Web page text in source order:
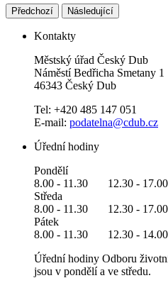
Předchozí Následující
Kontakty
Městský úřad Český Dub
Náměstí Bedřicha Smetany 1
46343 Český Dub
Tel: +420 485 147 051
E-mail: podatelna@cdub.cz
Úřední hodiny
Pondělí
8.00 - 11.30 12.30 - 17.00
Středa
8.00 - 11.30 12.30 - 17.00
Pátek
8.00 - 11.30 12.30 - 14.00
Úřední hodiny Odboru
jsou v pondělí a ve středu.